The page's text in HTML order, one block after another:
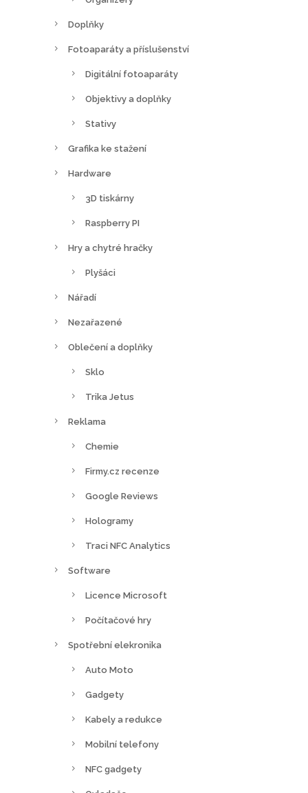
Doplňky
Fotoaparáty a příslušenství
Digitální fotoaparáty
Objektivy a doplňky
Stativy
Grafika ke stažení
Hardware
3D tiskárny
Raspberry PI
Hry a chytré hračky
Plyšáci
Nářadí
Nezařazené
Oblečení a doplňky
Sklo
Trika Jetus
Reklama
Chemie
Firmy.cz recenze
Google Reviews
Hologramy
Traci NFC Analytics
Software
Licence Microsoft
Počítačové hry
Spotřební elekronika
Auto Moto
Gadgety
Kabely a redukce
Mobilní telefony
NFC gadgety